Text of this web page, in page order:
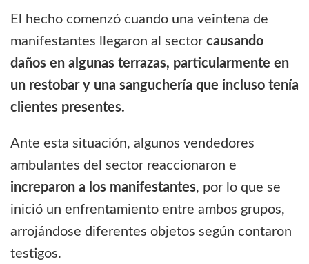
El hecho comenzó cuando una veintena de
manifestantes llegaron al sector causando
daños en algunas terrazas, particularmente en
un restobar y una sanguchería que incluso tenía
clientes presentes.
Ante esta situación, algunos vendedores
ambulantes del sector reaccionaron e
increparon a los manifestantes, por lo que se
inició un enfrentamiento entre ambos grupos,
arrojándose diferentes objetos según contaron
testigos.